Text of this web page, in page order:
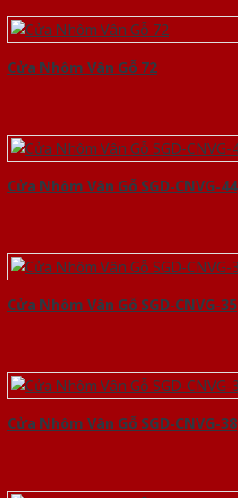
Cửa Nhôm Vân Gỗ 72
Cửa Nhôm Vân Gỗ SGD-CNVG-44
Cửa Nhôm Vân Gỗ SGD-CNVG-35
Cửa Nhôm Vân Gỗ SGD-CNVG-38